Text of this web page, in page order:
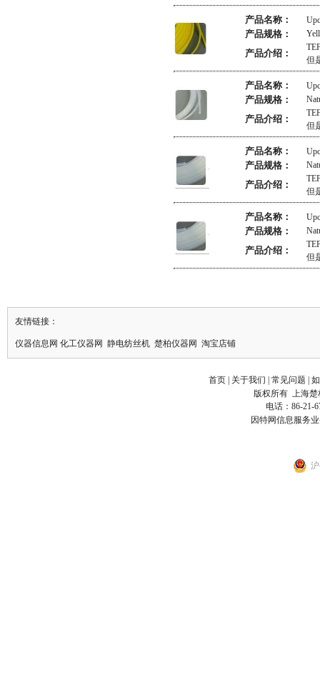
产品名称：
产品规格：
产品介绍：
但
产品名称：
产品规格：
产品介绍：
但
产品名称：
产品规格：
产品介绍：
但
产品名称：
产品规格：
产品介绍：
但
友情链接：
仪器信息网 化工仪器网 静电纺丝机 楚柏仪器网 淘宝店铺
首页 关于我们 常见问题
版权所有 上海
电话：86-21-
因特网信息服务